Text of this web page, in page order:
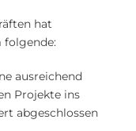
hat
folgende:
ausreichend
Projekte ins
abgeschlossen